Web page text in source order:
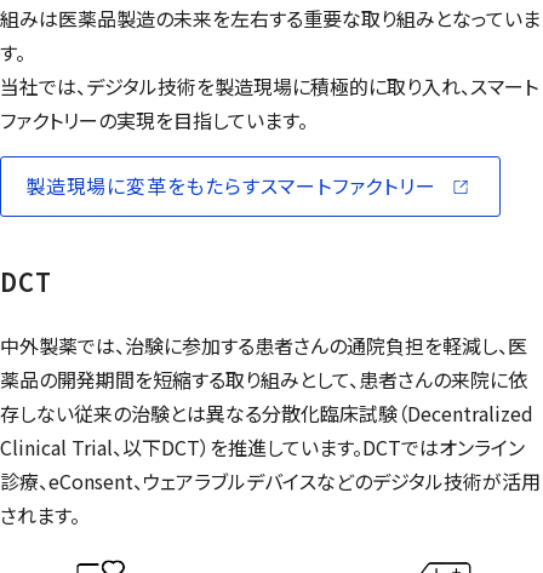
組みは医薬品製造の未来を左右する重要な取り組みとなっていま
す。
当社では、デジタル技術を製造現場に積極的に取り入れ、スマート
ファクトリーの実現を目指しています。
製造現場に変革をもたらすスマートファクトリー
（別ウィンド
DCT
中外製薬では、治験に参加する患者さんの通院負担を軽減し、医
薬品の開発期間を短縮する取り組みとして、患者さんの来院に依
存しない従来の治験とは異なる分散化臨床試験（Decentralized
Clinical Trial、以下DCT）を推進しています。DCTではオンライン
診療、eConsent、ウェアラブルデバイスなどのデジタル技術が活用
されます。